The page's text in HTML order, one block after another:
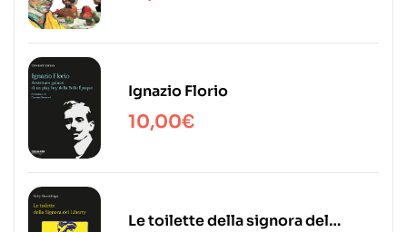
Ignazio Florio
10,00€
Le toilette della signora del